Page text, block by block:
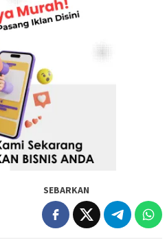
SEBARKAN